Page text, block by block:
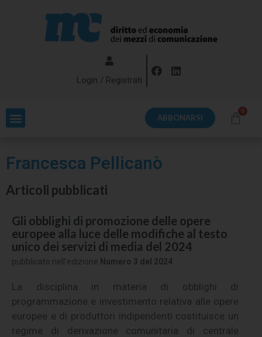
Login / Registrati
ABBONARSI
Francesca Pellicanò
Articoli pubblicati
Gli obblighi di promozione delle opere
europee alla luce delle modifiche al testo
unico dei servizi di media del 2024
pubblicato nell'edizione Numero 3 del 2024
La disciplina in materia di obblighi di
programmazione e investimento relativa alle opere
europee e di produttori indipendenti costituisce un
regime di derivazione comunitaria di centrale